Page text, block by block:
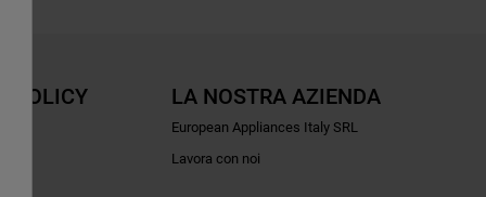
POLICY LA NOSTRA AZIENDA
European Appliances Italy SRL
Lavora con noi